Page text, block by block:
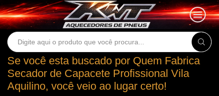
Search
Se você esta buscado por Quem Fabrica
Secador de Capacete Profissional Vila
Aquilino, você veio ao lugar certo!